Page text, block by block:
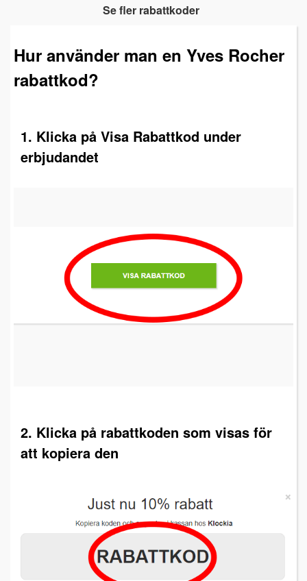
Se fler rabattkoder
Hur använder man en Yves Rocher
rabattkod?
1. Klicka på Visa Rabattkod under
erbjudandet
2. Klicka på rabattkoden som visas för
att kopiera den